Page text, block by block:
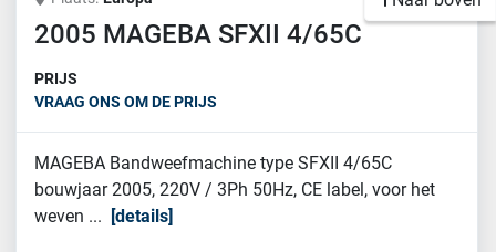
2005 MAGEBA SFXII 4/65C
PRIJS
VRAAG ONS OM DE PRIJS
MAGEBA Bandweefmachine type SFXII 4/65C
bouwjaar 2005, 220V / 3Ph 50Hz, CE label, voor het
weven ...
details